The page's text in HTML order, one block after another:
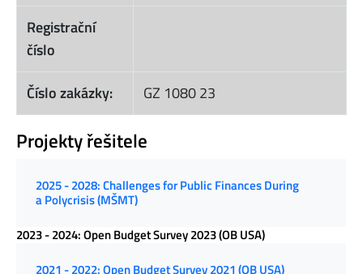
Registrační
číslo
Číslo zakázky:
GZ 1080 23
Projekty řešitele
2025 - 2028: Challenges for Public Finances During
a Polycrisis (MŠMT)
2023 - 2024: Open Budget Survey 2023 (OB USA)
2021 - 2022: Open Budget Survey 2021 (OB USA)